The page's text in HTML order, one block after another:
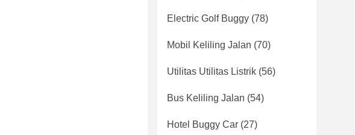
Electric Golf Buggy (78)
Mobil Keliling Jalan (70)
Utilitas Utilitas Listrik (56)
Bus Keliling Jalan (54)
Hotel Buggy Car (27)